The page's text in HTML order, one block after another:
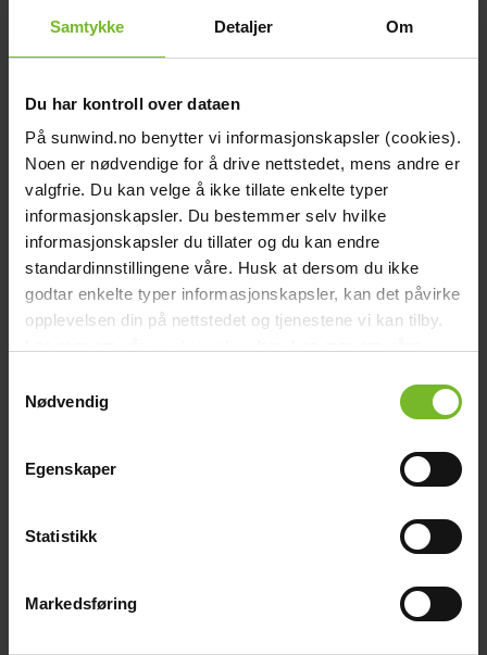
Samtykke Detaljer Om
Du har kontroll over dataen
På sunwind.no benytter vi informasjonskapsler (cookies).
Noen er nødvendige for å drive nettstedet, mens andre er
valgfrie. Du kan velge å ikke tillate enkelte typer
informasjonskapsler. Du bestemmer selv hvilke
informasjonskapsler du tillater og du kan endre
standardinnstillingene våre. Husk at dersom du ikke
godtar enkelte typer informasjonskapsler, kan det påvirke
opplevelsen din på nettstedet og tjenestene vi kan tilby.
Nødvendig
Egenskaper
Statistikk
Markedsføring
Suihkukaappi Aurora Round - 80 x 80 x 195
cm
699,-